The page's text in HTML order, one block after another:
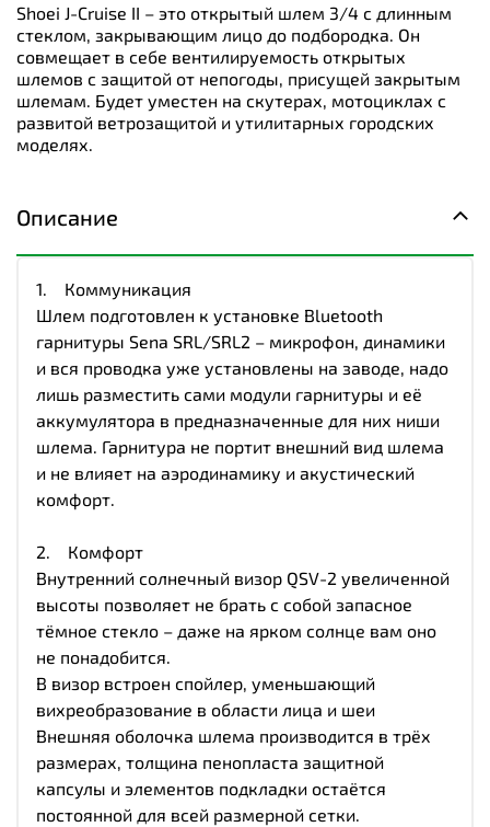
Shoei J-Cruise II – это открытый шлем 3/4 с длинным
стеклом, закрывающим лицо до подбородка. Он
совмещает в себе вентилируемость открытых
шлемов с защитой от непогоды, присущей закрытым
шлемам. Будет уместен на скутерах, мотоциклах с
развитой ветрозащитой и утилитарных городских
моделях.
Описание
1. Коммуникация
Шлем подготовлен к установке Bluetooth
гарнитуры Sena SRL/SRL2 – микрофон, динамики
и вся проводка уже установлены на заводе, надо
лишь разместить сами модули гарнитуры и её
аккумулятора в предназначенные для них ниши
шлема. Гарнитура не портит внешний вид шлема
и не влияет на аэродинамику и акустический
комфорт.
2. Комфорт
Внутренний солнечный визор QSV-2 увеличенной
высоты позволяет не брать с собой запасное
тёмное стекло – даже на ярком солнце вам оно
не понадобится.
В визор встроен спойлер, уменьшающий
вихреобразование в области лица и шеи
Внешняя оболочка шлема производится в трёх
размерах, толщина пенопласта защитной
капсулы и элементов подкладки остаётся
постоянной для всей размерной сетки.